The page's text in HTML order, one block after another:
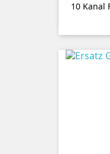
10 Kanal